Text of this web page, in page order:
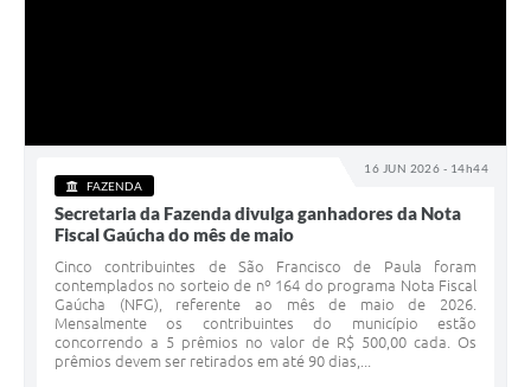
16 JUN 2026 - 14h44
FAZENDA
Secretaria da Fazenda divulga ganhadores da Nota
Fiscal Gaúcha do mês de maio
Cinco contribuintes de São Francisco de Paula foram
contemplados no sorteio de nº 164 do programa Nota Fiscal
Gaúcha (NFG), referente ao mês de maio de 2026.
Mensalmente os contribuintes do município estão
concorrendo a 5 prêmios no valor de R$ 500,00 cada. Os
prêmios devem ser retirados em até 90 dias,...